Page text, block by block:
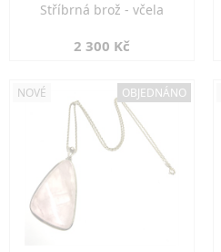
Stříbrná brož - včela
2 300 Kč
NOVÉ OBJEDNÁNO